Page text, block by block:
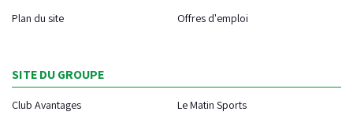
Plan du site
Offres d'emploi
SITE DU GROUPE
Club Avantages
Le Matin Sports